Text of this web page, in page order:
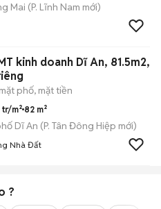
Mai (P. Lĩnh Nam mới)
kinh doanh Dĩ An, 81.5m2,
phố, mặt tiền
tr/m² 82 m²
Dĩ An (P. Tân Đông Hiệp mới)
Nhà Đất
?